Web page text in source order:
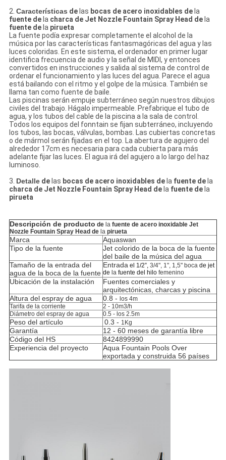
2. Características delas bocas de acero inoxidables dela
fuente dela charca de Jet Nozzle Fountain Spray Head dela
fuente dela pirueta
La fuente podía expresar completamente el alcohol de la
música por las características fantasmagóricas del agua y las
luces coloridas. En este sistema, el ordenador en primer lugar
identifica frecuencia de audio y la señal de MIDI, y entonces
convertidos en instrucciones y salida al sistema de control de
ordenar el funcionamiento y las luces del agua. Parece el agua
está bailando con el ritmo y el golpe de la música. También se
llama tan como fuente de baile.
Las piscinas serán empuje subterráneo según nuestros dibujos
civiles del trabajo. Hágalo impermeable. Prefabrique el tubo de
agua, y los tubos del cable de la piscina a la sala de control.
Todos los equipos del fonntain se fijan subterráneo, incluyendo
los tubos, las bocas, válvulas, bombas. Las cubiertas concretas
o de mármol serán fijadas en el top. La abertura de agujero del
alrededor 17cm es necesaria para cada cubierta para más
adelante fijar las luces. El agua irá del agujero a lo largo del haz
luminoso.
3. Detalledelas bocas de acero inoxidables dela fuente dela
charca de Jet Nozzle Fountain Spray Head dela fuente dela
pirueta
Descripción de producto dela fuente de acero inoxidable Jet
Nozzle Fountain Spray Head dela pirueta
Marca
Aquaswan
Tipo de la fuente
Jet colorido de la boca de la fuente
del baile de la música del agua
Tamaño de la entrada del
agua de la boca de la fuente
Entradael 1/2”,3/4", 1", 1,5" boca de jet
de la fuente del hilofemenino
Ubicación de la instalación
Fuentes comerciales y
arquitectónicas, charcas y piscina
Altura del espray de agua
0.8 - los 4m
Tarifa de la corriente
2 - 10m3/h
Diámetro del espray de agua
0.5 - los 2.5m
Peso del artículo 0.3 - 1Kg
Garantía
12 - 60 meses de garantía libre
Código del HS
8424899990
Experiencia del proyecto
Aqua Fountain Pools Over
exportada y construida 56 países